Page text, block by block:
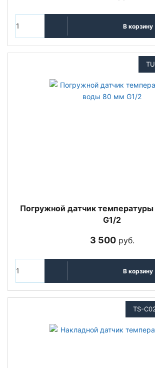
В корзину
Погружной датчик
G1/2
3 500руб.
В корзину
TS-